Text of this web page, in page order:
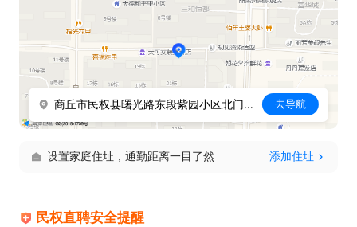
商丘市民权县曙光路东段紫园小区北门18号商铺 去导航
设置家庭住址，通勤距离一目了然 添加住址
民权直聘安全提醒